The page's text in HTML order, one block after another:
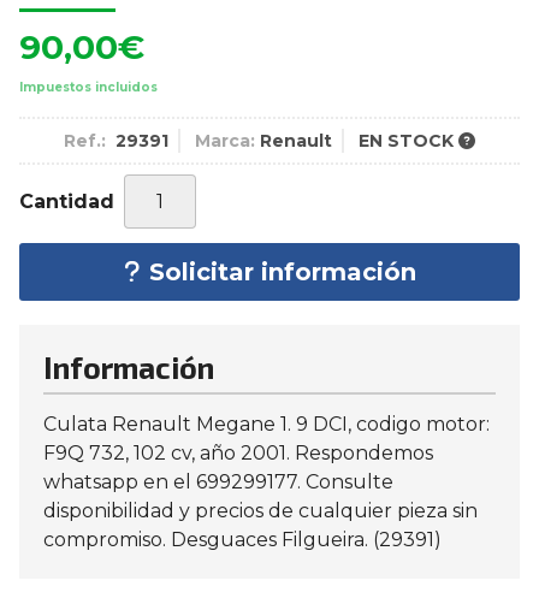
90,00€
Impuestos incluidos
Ref.: 29391 Marca: Renault EN STOCK
Cantidad
Solicitar información
Información
Culata Renault Megane 1. 9 DCI, codigo motor:
F9Q 732, 102 cv, año 2001. Respondemos
whatsapp en el 699299177. Consulte
disponibilidad y precios de cualquier pieza sin
compromiso. Desguaces Filgueira. (29391)